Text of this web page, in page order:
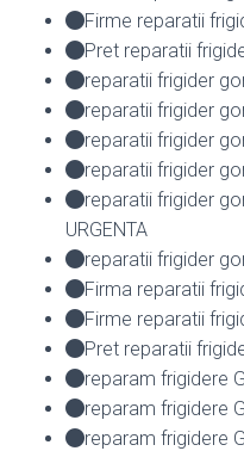
Firme reparatii
Pret reparatii
reparatii frigider
reparatii frigider
reparatii frigider
reparatii frigider
reparatii frigider
URGENTA
reparatii frigider
Firma reparatii
Firme reparatii
Pret reparatii
reparam frigidere
reparam frigidere
reparam frigidere